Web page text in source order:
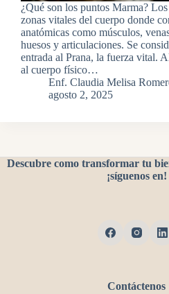
¿Qué son los puntos Marma?
zonas vitales del cuerpo donde
anatómicas como músculos,
huesos y articulaciones. Se
entrada al Prana, la fuerza vital.
al cuerpo físico…
Enf. Claudia Melisa
agosto 2, 2025
Descubre como transformar tu
¡síguenos en!
Contáctenos